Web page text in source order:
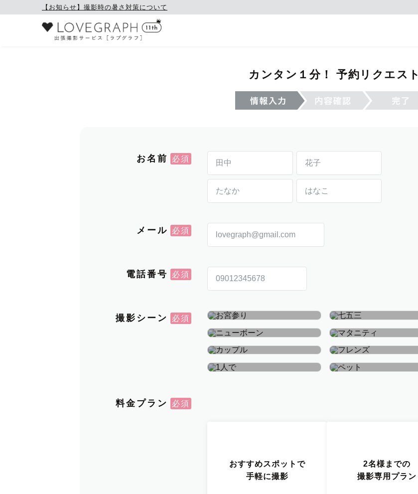
【お知らせ】撮影時の暑さ対策について
カンタン１分！ 予約リクエスト
お名前
メール
電話番号
撮影シーン
お宮参り・お食い初め
七五三
ニューボーン
マタニティ
料金プラン
おすすめスポットで
手軽に撮影
2名様までの
撮影専用プラン